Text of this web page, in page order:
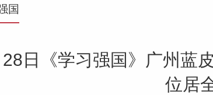
国
日《学习强国》广州蓝
位居